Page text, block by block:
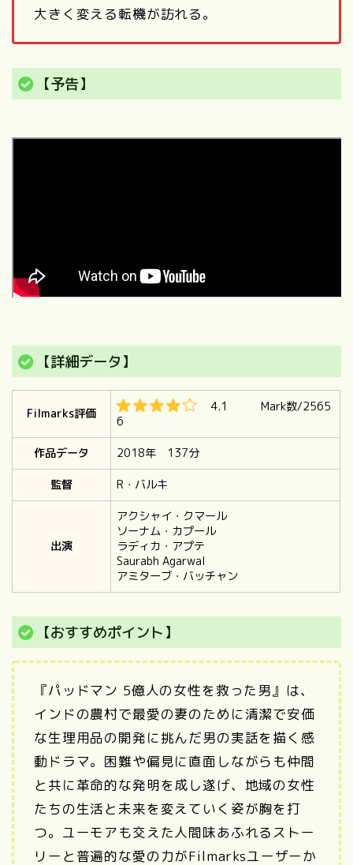
大きく変える転機が訪れる。
【予告】
【詳細データ】
Filmarks評価
4.1 Mark数/2565
6
作品データ
2018年 137分
監督
R・バルキ
出演
アクシャイ・クマール
ソーナム・カプール
ラディカ・アプテ
Saurabh Agarwal
アミターブ・バッチャン
【おすすめポイント】
『パッドマン 5億人の女性を救った男』は、
インドの農村で最愛の妻のために清潔で安価
な生理用品の開発に挑んだ男の実話を描く感
動ドラマ。困難や偏見に直面しながらも仲間
と共に革命的な発明を成し遂げ、地域の女性
たちの生活と未来を変えていく姿が胸を打
つ。ユーモアも交えた人間味あふれるストー
リーと普遍的な愛の力がFilmarksユーザーか